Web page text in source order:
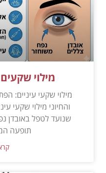
מילוי
מילוי שקעי עיניים:
והחיוני מילוי שקעי
שנועד לטפל באובדן
תופעה